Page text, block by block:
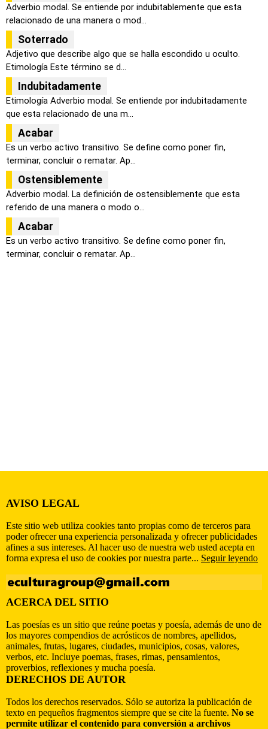
Adverbio modal. Se entiende por indubitablemente que esta
relacionado de una manera o mod...
Soterrado
Adjetivo que describe algo que se halla escondido u oculto.
Etimología Este término se d...
Indubitadamente
Etimología Adverbio modal. Se entiende por indubitadamente
que esta relacionado de una m...
Acabar
Es un verbo activo transitivo. Se define como poner fin,
terminar, concluir o rematar. Ap...
Ostensiblemente
Adverbio modal. La definición de ostensiblemente que esta
referido de una manera o modo o...
Acabar
Es un verbo activo transitivo. Se define como poner fin,
terminar, concluir o rematar. Ap...
AVISO LEGAL
Este sitio web utiliza cookies tanto propias como de terceros para
poder ofrecer una experiencia personalizada y ofrecer publicidades
afines a sus intereses. Al hacer uso de nuestra web usted acepta en
forma expresa el uso de cookies por nuestra parte... Seguir leyendo
ACERCA DEL SITIO
Las poesías es un sitio que reúne poetas y poesía, además de uno de
los mayores compendios de acrósticos de nombres, apellidos,
animales, frutas, lugares, ciudades, municipios, cosas, valores,
verbos, etc. Incluye poemas, frases, rimas, pensamientos,
proverbios, reflexiones y mucha poesía.
DERECHOS DE AUTOR
Todos los derechos reservados. Sólo se autoriza la publicación de
texto en pequeños fragmentos siempre que se cite la fuente. No se
permite utilizar el contenido para conversión a archivos